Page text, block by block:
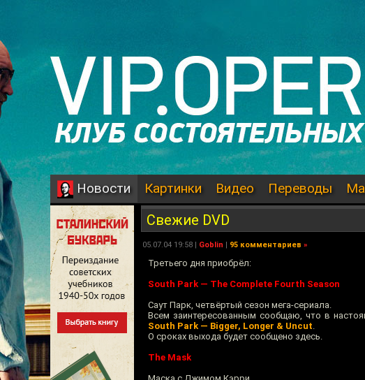
Новости Картинки Видео Переводы
Свежие DVD
05.07.04 19:58 | Goblin | 95 комментариев »
Третьего дня приобрёл:
South Park — The Complete Fourth Season
Саут Парк, четвёртый сезон мега-сериала.
Всем заинтересованным сообщаю, что в
South Park — Bigger, Longer & Uncut.
О сроках выхода будет сообщено здесь.
The Mask